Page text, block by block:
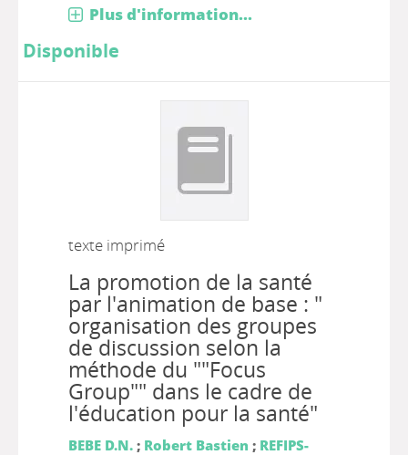
Plus d'information...
Disponible
texte imprimé
La promotion de la santé
par l'animation de base : "
organisation des groupes
de discussion selon la
méthode du ""Focus
Group"" dans le cadre de
l'éducation pour la santé"
BEBE D.N.; Robert Bastien ; REFIPS-